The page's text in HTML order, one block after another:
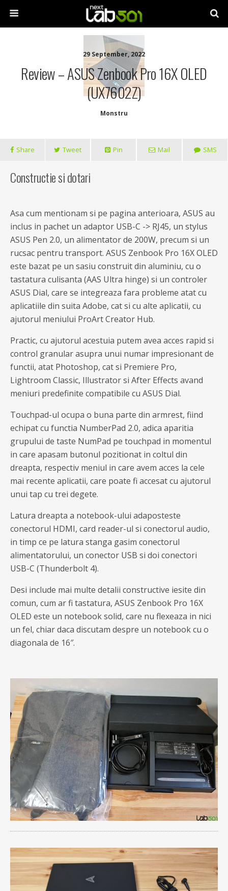
29 September, 2022
Review – ASUS Zenbook Pro 16X OLED
(UX7602Z)
Monstru
Share Tweet Pin Mail SMS
Constructie si dotari
Asa cum mentionam si pe pagina anterioara, ASUS au
inclus in pachet un adaptor USB-C -> RJ45, un stylus
ASUS Pen 2.0, un alimentator de 200W, precum si un
rucsac pentru transport. ASUS Zenbook Pro 16X OLED
este bazat pe un sasiu construit din aluminiu, cu o
tastatura culisanta (AAS Ultra hinge) si un controler
ASUS Dial, care se integreaza fara probleme atat cu
aplicatiile din suita Adobe, cat si cu alte aplicatii, cu
ajutorul meniului ProArt Creator Hub.
Practic, cu ajutorul acestuia putem avea acces rapid si
control granular asupra unui numar impresionant de
functii, atat Photoshop, cat si Premiere Pro,
Lightroom Classic, Illustrator si After Effects avand
meniuri predefinite compatibile cu ASUS Dial.
Touchpad-ul ocupa o buna parte din armrest, fiind
echipat cu functia NumberPad 2.0, adica aparitia
grupului de taste NumPad pe touchpad in momentul
in care apasam butonul pozitionat in coltul din
dreapta, respectiv meniul in care avem acces la cele
mai recente aplicatii, care poate fi accesat cu ajutorul
unui tap cu trei degete.
Latura dreapta a notebook-ului adaposteste
conectorul HDMI, card reader-ul si conectorul audio,
in timp ce pe latura stanga gasim conectorul
alimentatorului, un conector USB si doi conectori
USB-C (Thunderbolt 4).
Desi include mai multe detalii constructive iesite din
comun, cum ar fi tastatura, ASUS Zenbook Pro 16X
OLED este un notebook solid, care nu flexeaza in nici
un fel, chiar daca discutam despre un notebook cu o
diagonala de 16″.